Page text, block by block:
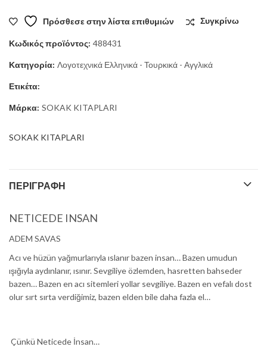
Πρόσθεσε στην λίστα επιθυμιών Συγκρίνω
Κωδικός προϊόντος: 488431
Κατηγορία: Λογοτεχνικά Ελληνικά - Τουρκικά - Αγγλικά
Ετικέτα:
Μάρκα: SOKAK KITAPLARI
SOKAK KITAPLARI
ΠΕΡΙΓΡΑΦΉ
NETICEDE INSAN
ADEM SAVAS
Acı ve hüzün yağmurlarıyla ıslanır bazen insan… Bazen umudun
ışığıyla aydınlanır, ısınır. Sevgiliye özlemden, hasretten bahseder
bazen… Bazen en acı sitemleri yollar sevgiliye. Bazen en vefalı dost
olur sırt sırta verdiğimiz, bazen elden bile daha fazla el…
Çünkü Neticede İnsan…